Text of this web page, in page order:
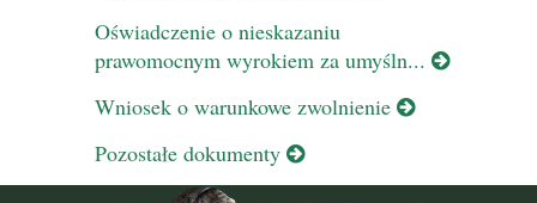
Oświadczenie o nieskazaniu
prawomocnym wyrokiem za umyśln...
Wniosek o warunkowe zwolnienie
Pozostałe dokumenty